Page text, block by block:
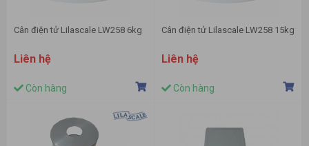
Cân điện tử Lilascale LW258 6kg
Liên hệ
Còn hàng
Cân điện tử Lilascale LW258 15kg
Liên hệ
Còn hàng